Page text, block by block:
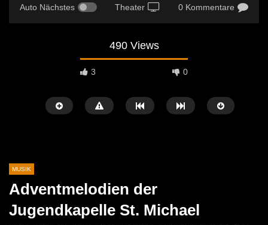
Auto Nächstes Theater 0 Kommentare
490 Views
3 0
MUSIK
Adventmelodien der
Jugendkapelle St. Michael